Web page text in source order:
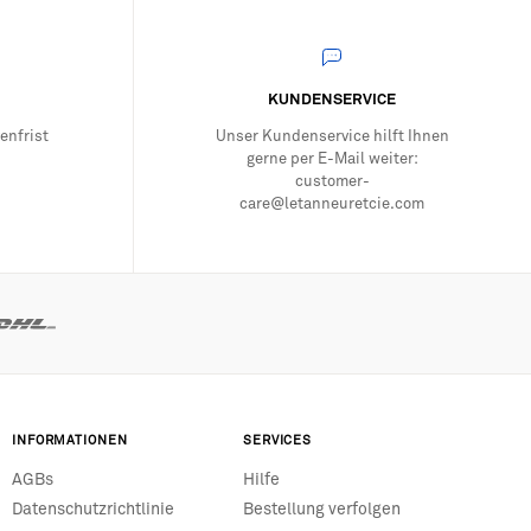
zu entwickeln und um Ihnen den Alltag
Die Innenausstattung und Futter sind ebenso sorgfältig
Teil des Leders, der mit den Jahren schöner wird und es
Aktentaschen oder Kartenetuis an. All dies sind zeitlose
KUNDENSERVICE
Unser Kundenservice hilft Ihnen
gerne per E-Mail weiter:
customer-
care@letanneuretcie.com
INFORMATIONEN
AGBs
Datenschutzrichtlinie
SERVICES
Hilfe
Bestellung verfolgen